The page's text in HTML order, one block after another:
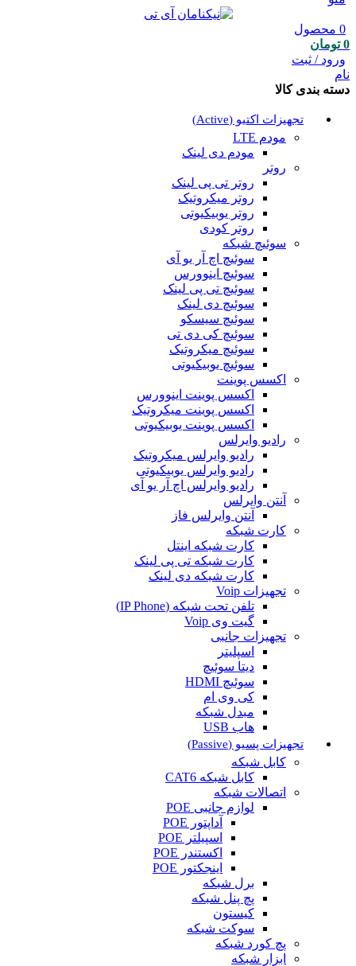
0 محصول
0 تومان
ورود / ثبت
نام
دسته بندی کالا
تجهیزات اکتیو (Active)
مودم LTE
مودم دی لینک
روتر
روتر تی پی لینک
روتر میکروتیک
روتر یوبیکیوتی
روتر کودی
سوئیچ شبکه
سوئیچ اچ آر یو آی
سوئیچ اینوورس
سوئیچ تی پی لینک
سوئیچ دی لینک
سوئیچ سیسکو
سوئیچ کی دی تی
سوئیچ میکروتیک
سوئیچ یوبیکیوتی
اکسس پوینت
اکسس پوینت اینوورس
اکسس پوینت میکروتیک
اکسس پوینت یوبیکیوتی
رادیو وایرلس
رادیو وایرلس میکروتیک
رادیو وایرلس یوبیکیوتی
رادیو وایرلس اچ آر یو آی
آنتن وایرلس
آنتن وایرلس فاز
کارت شبکه
کارت شبکه اینتل
کارت شبکه تی پی لینک
کارت شبکه دی لینک
تجهیزات Voip
تلفن تحت شبکه (IP Phone)
گیت وی Voip
تجهیزات جانبی
اسپلیتر
دیتا سوئیچ
سوئیچ HDMI
کی وی ام
مبدل شبکه
هاب USB
تجهیزات پسیو (Passive)
کابل شبکه
کابل شبکه CAT6
اتصالات شبکه
لوازم جانبی POE
آداپتور POE
اسپیلتر POE
اکستندر POE
اینجکتور POE
برل شبکه
پچ پنل شبکه
کیستون
سوکت شبکه
پچ کورد شبکه
ابزار شبکه